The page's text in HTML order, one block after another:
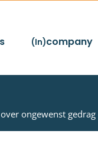
(In)company
ongewenst